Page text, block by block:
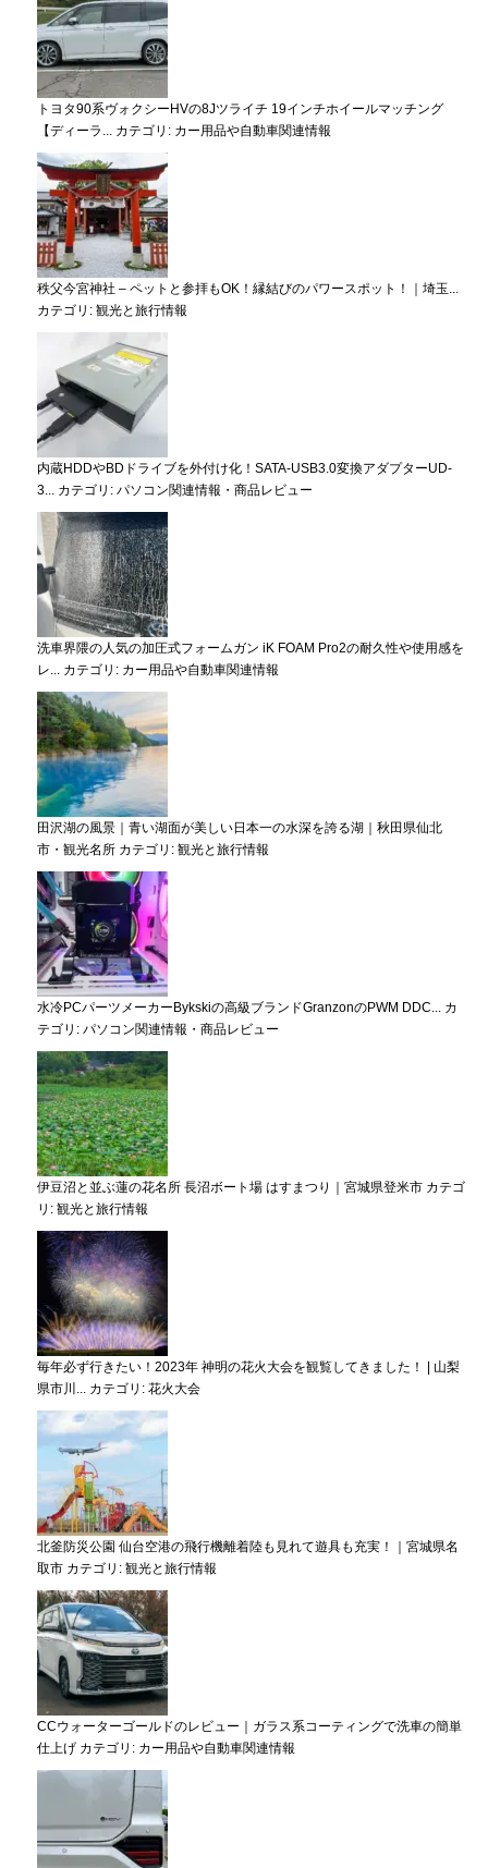
トヨタ90系ヴォクシーHVの8Jツライチ 19インチホイールマッチング
【ディーラ... カテゴリ: カー用品や自動車関連情報
秩父今宮神社 – ペットと参拝もOK！縁結びのパワースポット！｜埼玉...
カテゴリ: 観光と旅行情報
内蔵HDDやBDドライブを外付け化！SATA-USB3.0変換アダプターUD-
3... カテゴリ: パソコン関連情報・商品レビュー
洗車界隈の人気の加圧式フォームガン iK FOAM Pro2の耐久性や使用感を
レ... カテゴリ: カー用品や自動車関連情報
田沢湖の風景｜青い湖面が美しい日本一の水深を誇る湖｜秋田県仙北
市・観光名所 カテゴリ: 観光と旅行情報
水冷PCパーツメーカーBykskiの高級ブランドGranzonのPWM DDC... カ
テゴリ: パソコン関連情報・商品レビュー
伊豆沼と並ぶ蓮の花名所 長沼ボート場 はすまつり｜宮城県登米市 カテゴ
リ: 観光と旅行情報
毎年必ず行きたい！2023年 神明の花火大会を観覧してきました！ | 山梨
県市川... カテゴリ: 花火大会
北釜防災公園 仙台空港の飛行機離着陸も見れて遊具も充実！｜宮城県名
取市 カテゴリ: 観光と旅行情報
CCウォーターゴールドのレビュー｜ガラス系コーティングで洗車の簡単
仕上げ カテゴリ: カー用品や自動車関連情報